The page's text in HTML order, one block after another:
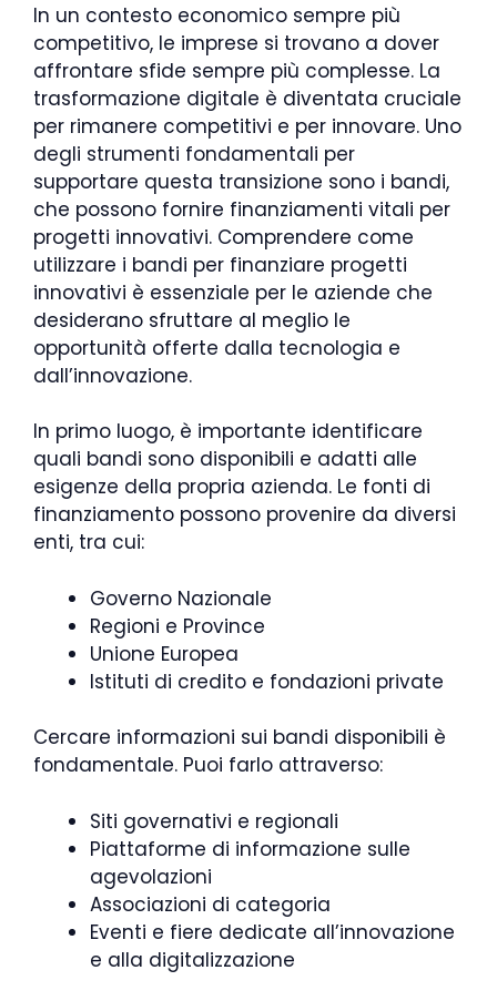
In un contesto economico sempre più
competitivo, le imprese si trovano a dover
affrontare sfide sempre più complesse. La
trasformazione digitale è diventata cruciale
per rimanere competitivi e per innovare. Uno
degli strumenti fondamentali per
supportare questa transizione sono i bandi,
che possono fornire finanziamenti vitali per
progetti innovativi. Comprendere come
utilizzare i bandi per finanziare progetti
innovativi è essenziale per le aziende che
desiderano sfruttare al meglio le
opportunità offerte dalla tecnologia e
dall’innovazione.
In primo luogo, è importante identificare
quali bandi sono disponibili e adatti alle
esigenze della propria azienda. Le fonti di
finanziamento possono provenire da diversi
enti, tra cui:
Governo Nazionale
Regioni e Province
Unione Europea
Istituti di credito e fondazioni private
Cercare informazioni sui bandi disponibili è
fondamentale. Puoi farlo attraverso:
Siti governativi e regionali
Piattaforme di informazione sulle
agevolazioni
Associazioni di categoria
Eventi e fiere dedicate all’innovazione
e alla digitalizzazione